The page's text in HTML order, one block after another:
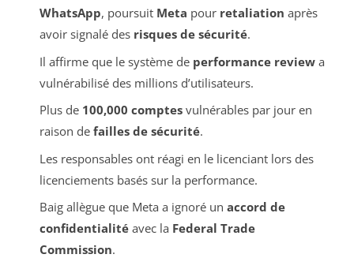
WhatsApp, poursuit Meta pour retaliation après
avoir signalé des risques de sécurité.
Il affirme que le système de performance reviewa
vulnérabilisé des millions d’utilisateurs.
Plus de 100,000 comptesvulnérables par jour en
raison de failles de sécurité.
Les responsables ont réagi en le licenciant lors des
licenciements basés sur la performance.
Baig allègue que Meta a ignoré un accord de
confidentialitéavec la Federal Trade
Commission.